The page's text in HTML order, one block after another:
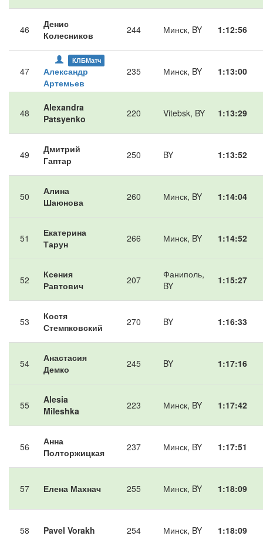
46
Денис
Колесников
244 Минск, BY 1:12:56
47
КЛБМатч
Александр
Артемьев
235 Минск, BY 1:13:00
48
Alexandra
Patsyenko
220 Vitebsk, BY 1:13:29
49
Дмитрий
Гаптар
250 BY 1:13:52
50
Алина
Шаюнова
260 Минск, BY 1:14:04
51
Екатерина
Тарун
266 Минск, BY 1:14:52
52
Ксения
Равтович
207
Фаниполь,
BY
1:15:27
53
Костя
Стемпковский
270 BY 1:16:33
54
Анастасия
Демко
245 BY 1:17:16
55
Alesia
Mileshka
223 Минск, BY 1:17:42
56
Анна
Полторжицкая
237 Минск, BY 1:17:51
57 Елена Махнач 255 Минск, BY 1:18:09
58 Pavel Vorakh 254 Минск, BY 1:18:09